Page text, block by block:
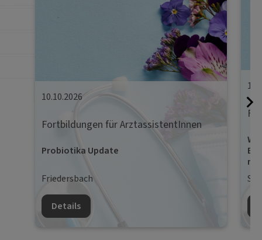
10.10.2026
Fortbildungen für ArztassistentInnen
Probiotika Update
Friedersbach
Details